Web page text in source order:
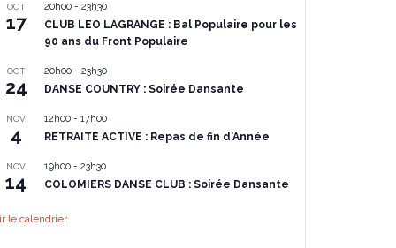
OCT
17
20h00 - 23h30
CLUB LEO LAGRANGE : Bal Populaire pour les
90 ans du Front Populaire
OCT
24
20h00 - 23h30
DANSE COUNTRY : Soirée Dansante
NOV
4
12h00 - 17h00
RETRAITE ACTIVE : Repas de fin d’Année
NOV
14
19h00 - 23h30
COLOMIERS DANSE CLUB : Soirée Dansante
le calendrier